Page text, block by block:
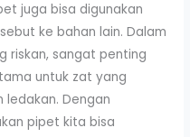
juga bisa digunakan
ke bahan lain. Dalam
riskan, sangat penting
untuk zat yang
Dengan
pipet kita bisa